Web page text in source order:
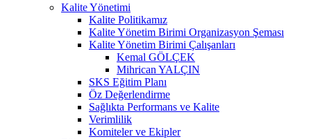
Kalite Yönetimi
Kalite Politikamız
Kalite Yönetim Birimi Organizasyon Şeması
Kalite Yönetim Birimi Çalışanları
Kemal GÖLÇEK
Mihrican YALÇIN
SKS Eğitim Planı
Öz Değerlendirme
Sağlıkta Performans ve Kalite
Verimlilik
Komiteler ve Ekipler